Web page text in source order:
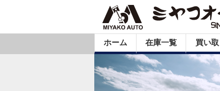
ホーム 在庫一覧 買い